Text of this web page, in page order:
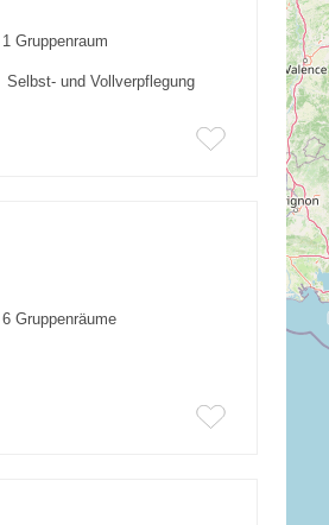
1 Gruppenraum
Selbst- und Vollverpflegung
6 Gruppenräume